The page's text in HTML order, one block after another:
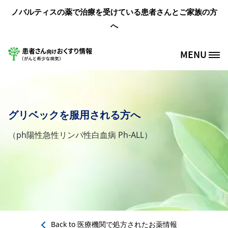
メインコンテンツに移動
ノバルティスの薬で治療を受けている患者さんとご家族の方
へ
Site Logo MENU
グリベックを服用される方へ
（ph陽性急性リンパ性白血病 Ph-ALL）
Back to 医療機関で処方されたお薬情報